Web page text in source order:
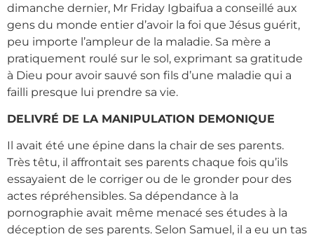
dimanche dernier, Mr Friday Igbaifua a conseillé aux
gens du monde entier d’avoir la foi que Jésus guérit,
peu importe l’ampleur de la maladie. Sa mère a
pratiquement roulé sur le sol, exprimant sa gratitude
à Dieu pour avoir sauvé son fils d’une maladie qui a
failli presque lui prendre sa vie.
DELIVRÉ DE LA MANIPULATION DEMONIQUE
Il avait été une épine dans la chair de ses parents.
Très têtu, il affrontait ses parents chaque fois qu’ils
essayaient de le corriger ou de le gronder pour des
actes répréhensibles. Sa dépendance à la
pornographie avait même menacé ses études à la
déception de ses parents. Selon Samuel, il a eu un tas